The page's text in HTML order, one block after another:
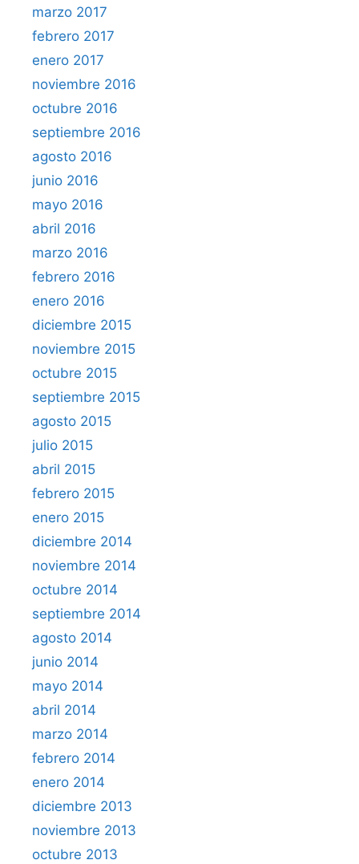
marzo 2017
febrero 2017
enero 2017
noviembre 2016
octubre 2016
septiembre 2016
agosto 2016
junio 2016
mayo 2016
abril 2016
marzo 2016
febrero 2016
enero 2016
diciembre 2015
noviembre 2015
octubre 2015
septiembre 2015
agosto 2015
julio 2015
abril 2015
febrero 2015
enero 2015
diciembre 2014
noviembre 2014
octubre 2014
septiembre 2014
agosto 2014
junio 2014
mayo 2014
abril 2014
marzo 2014
febrero 2014
enero 2014
diciembre 2013
noviembre 2013
octubre 2013